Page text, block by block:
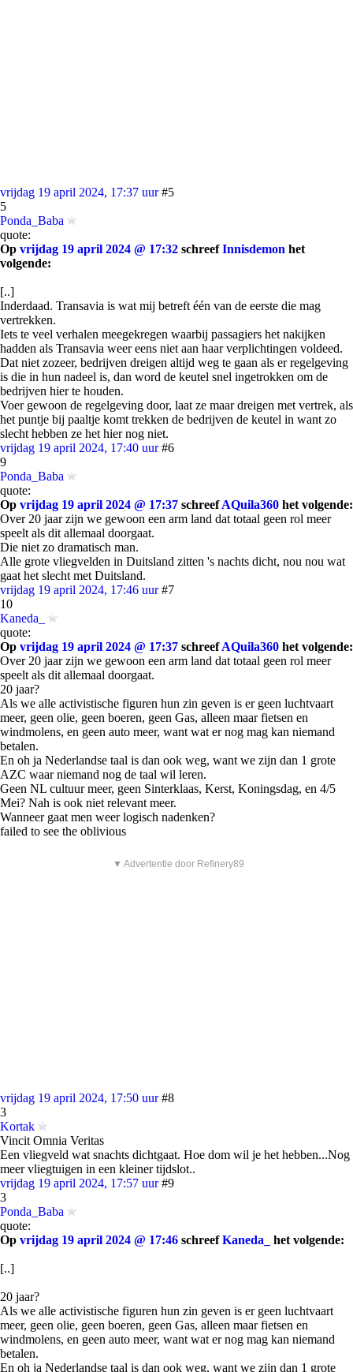
vrijdag 19 april 2024, 17:37 uur #5
5
Ponda_Baba
quote:
Op vrijdag 19 april 2024 @ 17:32 schreefInnisdemon het
volgende:
[..]
Inderdaad. Transavia is wat mij betreft één van de eerste die mag
vertrekken.
Iets te veel verhalen meegekregen waarbij passagiers het nakijken
hadden als Transavia weer eens niet aan haar verplichtingen voldeed.
Dat niet zozeer, bedrijven dreigen altijd weg te gaan als er regelgeving
is die in hun nadeel is, dan word de keutel snel ingetrokken om de
bedrijven hier te houden.
Voer gewoon de regelgeving door, laat ze maar dreigen met vertrek, als
het puntje bij paaltje komt trekken de bedrijven de keutel in want zo
slecht hebben ze het hier nog niet.
vrijdag 19 april 2024, 17:40 uur #6
9
Ponda_Baba
quote:
Op vrijdag 19 april 2024 @ 17:37 schreefAQuila360 het volgende:
Over 20 jaar zijn we gewoon een arm land dat totaal geen rol meer
speelt als dit allemaal doorgaat.
Die niet zo dramatisch man.
Alle grote vliegvelden in Duitsland zitten 's nachts dicht, nou nou wat
gaat het slecht met Duitsland.
vrijdag 19 april 2024, 17:46 uur #7
10
Kaneda_
quote:
Op vrijdag 19 april 2024 @ 17:37 schreefAQuila360 het volgende:
Over 20 jaar zijn we gewoon een arm land dat totaal geen rol meer
speelt als dit allemaal doorgaat.
20 jaar?
Als we alle activistische figuren hun zin geven is er geen luchtvaart
meer, geen olie, geen boeren, geen Gas, alleen maar fietsen en
windmolens, en geen auto meer, want wat er nog mag kan niemand
betalen.
En oh ja Nederlandse taal is dan ook weg, want we zijn dan 1 grote
AZC waar niemand nog de taal wil leren.
Geen NL cultuur meer, geen Sinterklaas, Kerst, Koningsdag, en 4/5
Mei? Nah is ook niet relevant meer.
Wanneer gaat men weer logisch nadenken?
failed to see the oblivious
▼ Advertentie door Refinery89
vrijdag 19 april 2024, 17:50 uur #8
3
Kortak
Vincit Omnia Veritas
Een vliegveld wat snachts dichtgaat. Hoe dom wil je het hebben...Nog
meer vliegtuigen in een kleiner tijdslot..
vrijdag 19 april 2024, 17:57 uur #9
3
Ponda_Baba
quote:
Op vrijdag 19 april 2024 @ 17:46 schreefKaneda_ het volgende:
[..]
20 jaar?
Als we alle activistische figuren hun zin geven is er geen luchtvaart
meer, geen olie, geen boeren, geen Gas, alleen maar fietsen en
windmolens, en geen auto meer, want wat er nog mag kan niemand
betalen.
En oh ja Nederlandse taal is dan ook weg, want we zijn dan 1 grote